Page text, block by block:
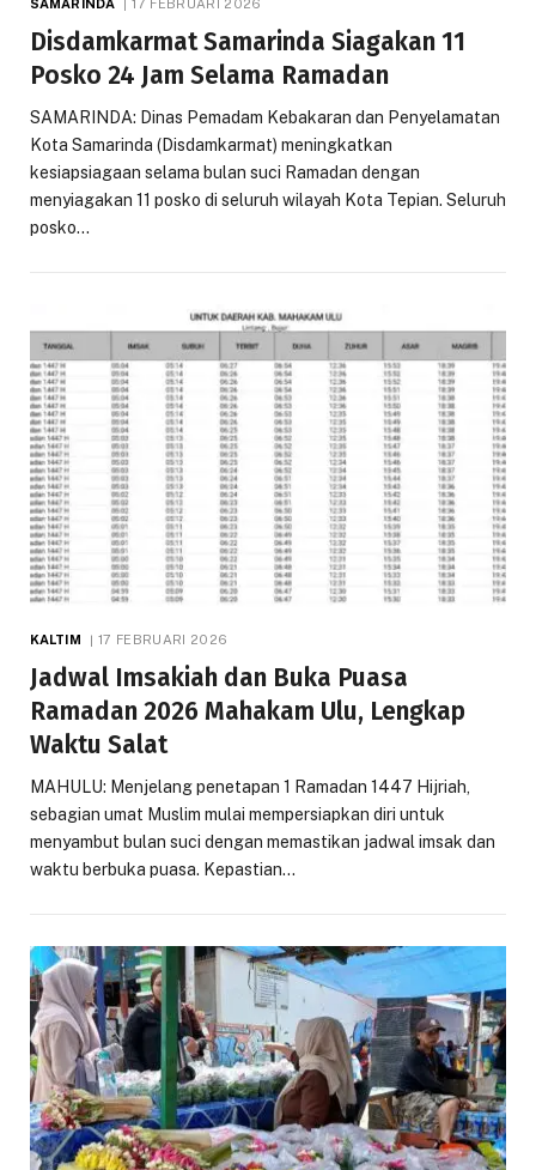
SAMARINDA 17 FEBRUARI 2026
Disdamkarmat Samarinda Siagakan 11
Posko 24 Jam Selama Ramadan
SAMARINDA: Dinas Pemadam Kebakaran dan Penyelamatan
Kota Samarinda (Disdamkarmat) meningkatkan
kesiapsiagaan selama bulan suci Ramadan dengan
menyiagakan 11 posko di seluruh wilayah Kota Tepian. Seluruh
posko…
KALTIM 17 FEBRUARI 2026
Jadwal Imsakiah dan Buka Puasa
Ramadan 2026 Mahakam Ulu, Lengkap
Waktu Salat
MAHULU: Menjelang penetapan 1 Ramadan 1447 Hijriah,
sebagian umat Muslim mulai mempersiapkan diri untuk
menyambut bulan suci dengan memastikan jadwal imsak dan
waktu berbuka puasa. Kepastian…